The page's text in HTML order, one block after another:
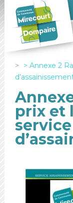
Annexe 2
prix et
service